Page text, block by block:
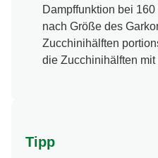
Dampffunktion bei
nach Größe des
Zucchinihälften
die Zucchinihälften
Tipp